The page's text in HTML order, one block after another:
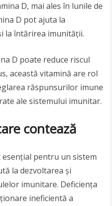
D, mai ales în lunile de
D pot ajuta la
la întărirea imunității.
D poate reduce riscul
această vitamină are rol
răspunsurilor imune
ale sistemului imunitar.
contează
pentru un sistem
la dezvoltarea și
imunitare. Deficiența
ineficientă a